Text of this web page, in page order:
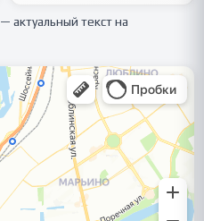
— актуальный текст на